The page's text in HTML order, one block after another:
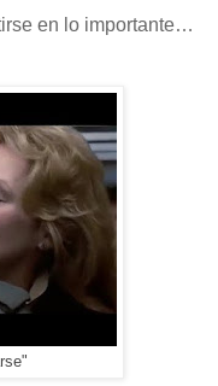
en lo importante…